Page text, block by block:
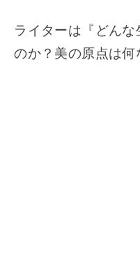
ライターは『どん
のか？美の原点は何